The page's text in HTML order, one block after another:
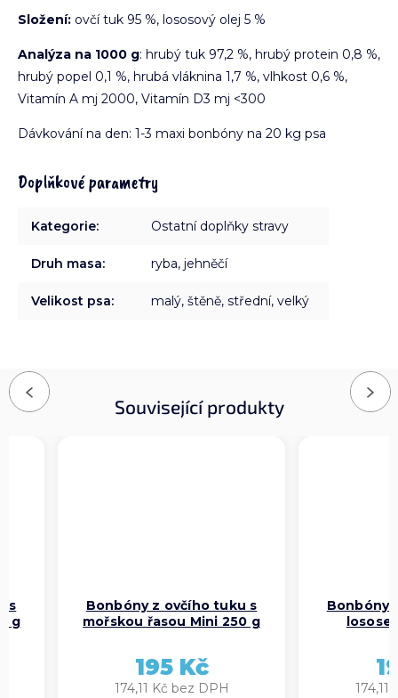
Složení: ovčí tuk 95 %, lososový olej 5 %
Analýza na 1000 g: hrubý tuk 97,2 %, hrubý protein 0,8 %,
hrubý popel 0,1 %, hrubá vláknina 1,7 %, vlhkost 0,6 %,
Vitamín A mj 2000, Vitamín D3 mj <300
Dávkování na den: 1-3 maxi bonbóny na 20 kg psa
Doplňkové parametry
Kategorie: Ostatní doplňky stravy
Druh masa: ryba, jehněčí
Velikost psa: malý, štěně, střední, velký
Související produkty
Previous
s
g
Bonbóny z ovčího tuku s
mořskou řasou Mini 250 g
174,11 Kč bez DPH
195 Kč
Bonbóny
Next